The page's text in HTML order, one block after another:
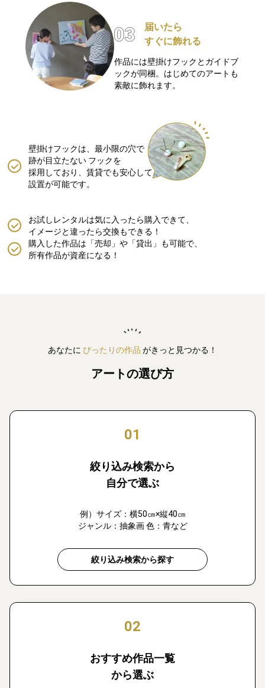
届いたら
すぐに飾れる
作品には壁掛けフックとガイドブ
ックが同梱。はじめてのアートも
素敵に飾れます。
壁掛けフックは、最小限の穴で
跡が目立たない フックを
採用しており、賃貸でも安心して
設置が可能です。
購入した作品は「売却」や「貸出」も可能で、
所有作品が資産になる！
お試しレンタルは気に入ったら購入できて、
イメージと違ったら交換もできる！
あなたに ぴったりの作品 がきっと見つかる！
アートの選び方
01
絞り込み検索から
自分で選ぶ
例）サイズ：横50㎝×縦40㎝
ジャンル：抽象画 色：青など
絞り込み検索から探す
02
おすすめ作品一覧
から選ぶ